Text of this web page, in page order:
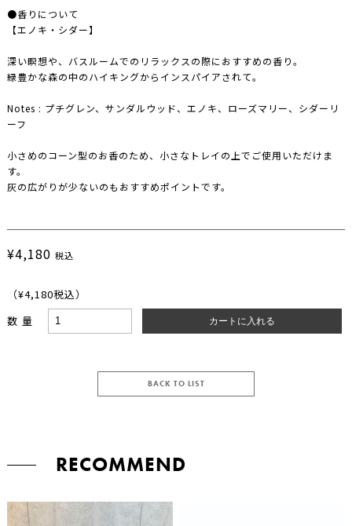
●香りについて
【エノキ・シダー】
深い瞑想や、バスルームでのリラックスの際におすすめの香り。
緑豊かな森の中のハイキングからインスパイアされて。
Notes : プチグレン、サンダルウッド、エノキ、ローズマリー、シダーリ
ーフ
小さめのコーン型のお香のため、小さなトレイの上でご使用いただけま
す。
灰の広がりが少ないのもおすすめポイントです。
¥4,180 税込
（¥4,180税込）
数量
BACK TO LIST
RECOMMEND